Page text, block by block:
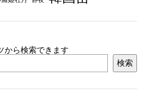
から検索できます
検索